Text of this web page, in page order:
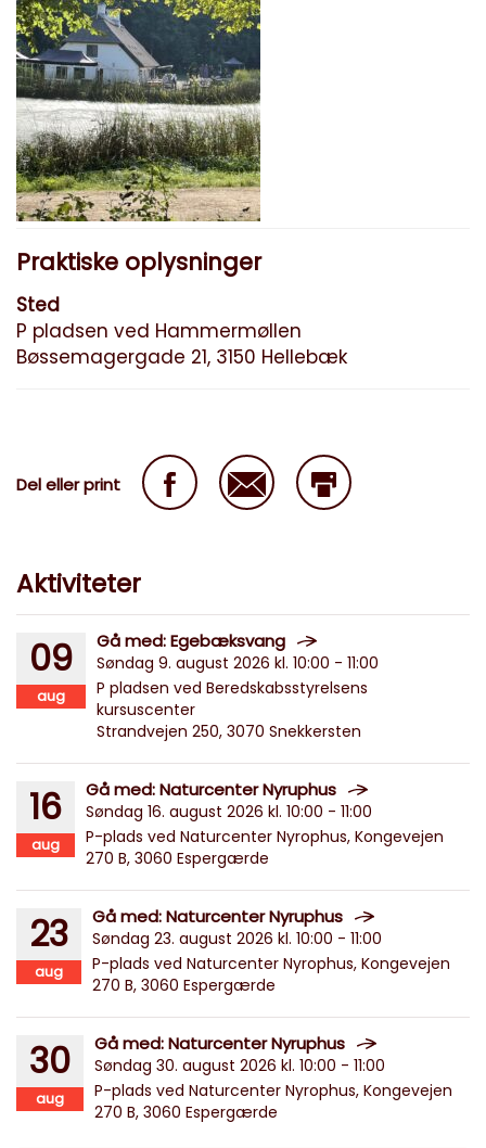
Praktiske oplysninger
Sted
P pladsen ved Hammermøllen
Bøssemagergade 21, 3150 Hellebæk
Del eller print
Aktiviteter
09
aug
Gå med: Egebæksvang
Søndag 9. august 2026 kl. 10:00 - 11:00
P pladsen ved Beredskabsstyrelsens
kursuscenter
Strandvejen 250, 3070 Snekkersten
16
aug
Gå med: Naturcenter Nyruphus
Søndag 16. august 2026 kl. 10:00 - 11:00
P-plads ved Naturcenter Nyrophus, Kongevejen
270 B, 3060 Espergærde
23
aug
Gå med: Naturcenter Nyruphus
Søndag 23. august 2026 kl. 10:00 - 11:00
P-plads ved Naturcenter Nyrophus, Kongevejen
270 B, 3060 Espergærde
30
aug
Gå med: Naturcenter Nyruphus
Søndag 30. august 2026 kl. 10:00 - 11:00
P-plads ved Naturcenter Nyrophus, Kongevejen
270 B, 3060 Espergærde